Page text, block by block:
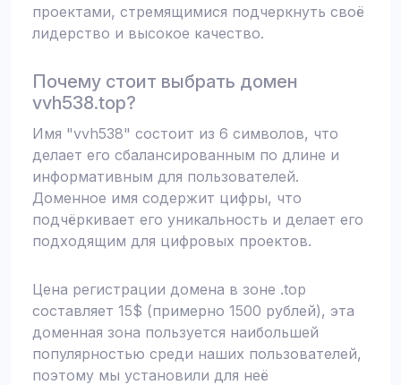
проектами, стремящимися подчеркнуть своё
лидерство и высокое качество.
Почему стоит выбрать домен
vvh538.top?
Имя "vvh538" состоит из 6 символов, что
делает его сбалансированным по длине и
информативным для пользователей.
Доменное имя содержит цифры, что
подчёркивает его уникальность и делает его
подходящим для цифровых проектов.
Цена регистрации домена в зоне .top
составляет 15$ (примерно 1500 рублей), эта
доменная зона пользуется наибольшей
популярностью среди наших пользователей,
поэтому мы установили для неё